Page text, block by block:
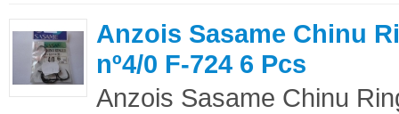
Anzois Sasame Chinu
nº4/0 F-724 6 Pcs
Anzois Sasame Chinu